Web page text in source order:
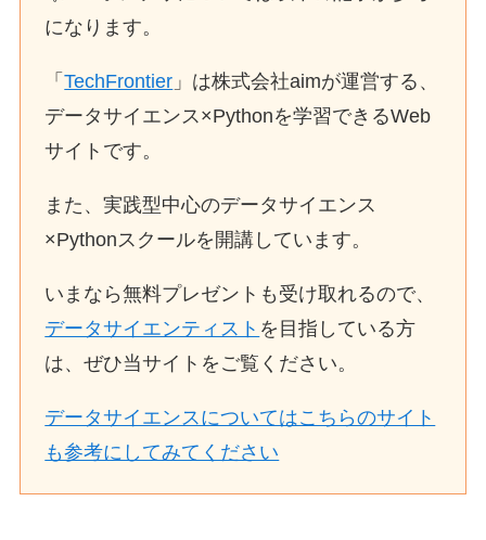
になります。
「TechFrontier 」は株式会社aimが運営する、
データサイエンス×Pythonを学習できるWeb
サイトです。
また、実践型中心のデータサイエンス
×Pythonスクールを開講しています。
いまなら無料プレゼントも受け取れるので、
データサイエンティスト を目指している方
は、ぜひ当サイトをご覧ください。
データサイエンスについてはこちらのサイト
も参考にしてみてください